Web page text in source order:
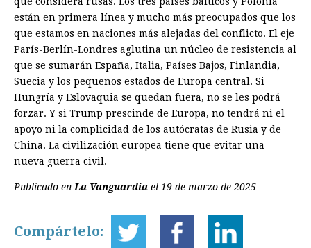
están en primera línea y mucho más preocupados que los
que estamos en naciones más alejadas del conflicto. El eje
París-Berlín-Londres aglutina un núcleo de resistencia al
que se sumarán España, Italia, Países Bajos, Finlandia,
Suecia y los pequeños estados de Europa central. Si
Hungría y Eslovaquia se quedan fuera, no se les podrá
forzar. Y si Trump prescinde de Europa, no tendrá ni el
apoyo ni la complicidad de los autócratas de Rusia y de
China. La civilización europea tiene que evitar una
nueva guerra civil.
Publicado en La Vanguardia el 19 de marzo de 2025
Compártelo: